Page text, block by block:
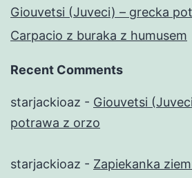
Giouvetsi (Juveci) – grecka
Carpacio z buraka z humusem
Recent Comments
starjackioaz - Giouvetsi
potrawa z orzo
starjackioaz - Zapiekanka